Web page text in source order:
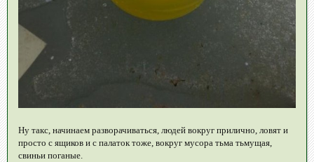
Ну такс, начинаем разворачиваться, людей вокруг прилично, ловят и
просто с ящиков и с палаток тоже, вокруг мусора тьма тьмущая,
свиньи поганые.